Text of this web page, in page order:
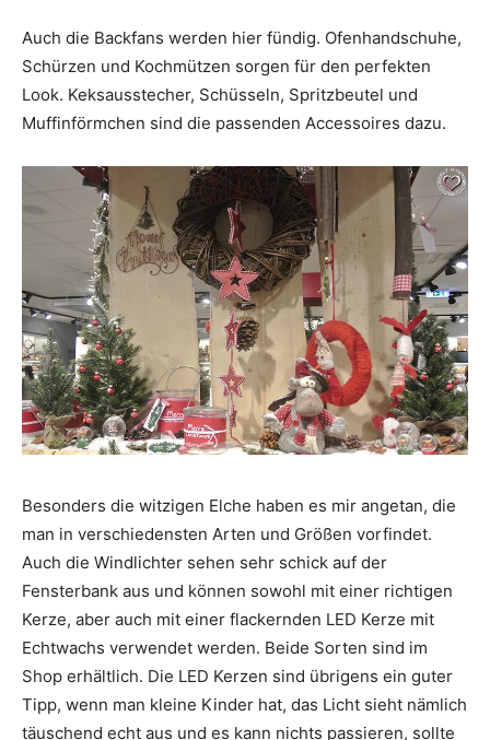
Auch die Backfans werden hier fündig. Ofenhandschuhe,
Schürzen und Kochmützen sorgen für den perfekten
Look. Keksausstecher, Schüsseln, Spritzbeutel und
Muffinförmchen sind die passenden Accessoires dazu.
Besonders die witzigen Elche haben es mir angetan, die
man in verschiedensten Arten und Größen vorfindet.
Auch die Windlichter sehen sehr schick auf der
Fensterbank aus und können sowohl mit einer richtigen
Kerze, aber auch mit einer flackernden LED Kerze mit
Echtwachs verwendet werden. Beide Sorten sind im
Shop erhältlich. Die LED Kerzen sind übrigens ein guter
Tipp, wenn man kleine Kinder hat, das Licht sieht nämlich
täuschend echt aus und es kann nichts passieren, sollte